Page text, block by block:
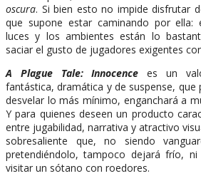
oscura. Si bien esto no impide disfrutar
que supone estar caminando por ella:
luces y los ambientes están lo
saciar el gusto de jugadores exigentes
A Plague Tale: Innocence es un
fantástica, dramática y de suspense,
desvelar lo más mínimo, enganchará a
Y para quienes deseen un producto
entre jugabilidad, narrativa y atractivo
sobresaliente que, no siendo
pretendiéndolo, tampoco dejará frío,
visitar un sótano con roedores.